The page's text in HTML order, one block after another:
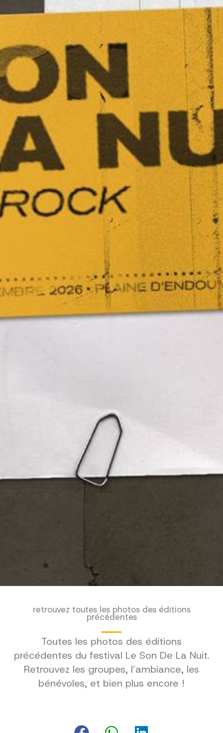
retrouvez toutes les photos des éditions
précédentes
Toutes les photos des éditions
précédentes du festival Le Son De La Nuit.
Retrouvez les groupes, l’ambiance, les
bénévoles, et bien plus encore !